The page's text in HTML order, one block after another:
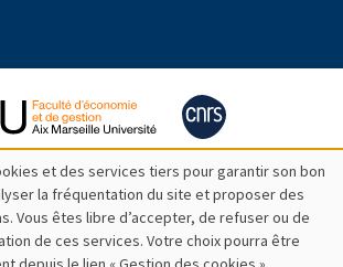
et des services tiers pour garantir son bon
la fréquentation du site et proposer des
Vous êtes libre d’accepter, de refuser ou de
de ces services. Votre choix pourra être